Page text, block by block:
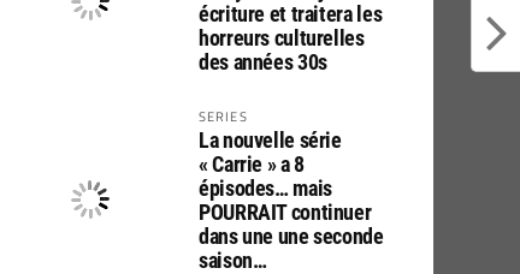
écriture et traitera les
horreurs culturelles
des années 30s
SERIES
La nouvelle série
« Carrie » a 8
épisodes… mais
POURRAIT continuer
dans une une seconde
saison…